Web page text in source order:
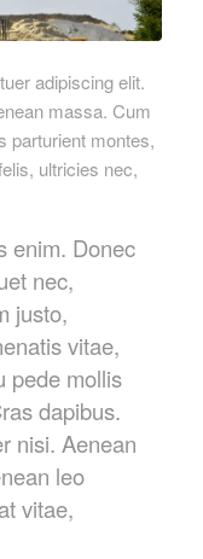
adipiscing elit.
massa. Cum
parturient montes,
ultricies nec,
enim. Donec
nec,
justo,
vitae,
pede mollis
dapibus.
nisi. Aenean
leo
vitae,